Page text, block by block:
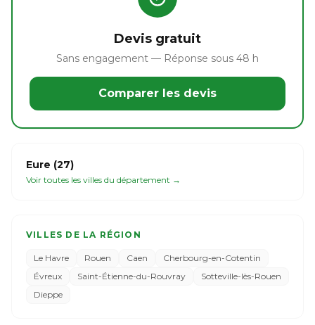
Devis gratuit
Sans engagement — Réponse sous 48 h
Comparer les devis
Eure (27)
Voir toutes les villes du département →
VILLES DE LA RÉGION
Le Havre Rouen Caen
Cherbourg-en-Cotentin
Évreux
Saint-Étienne-du-Rouvray
Sotteville-lès-Rouen
Dieppe